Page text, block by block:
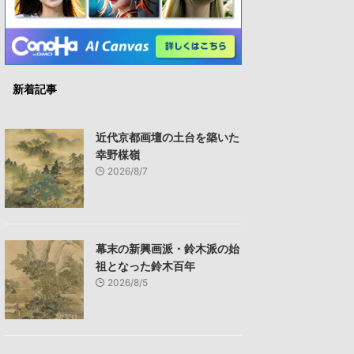
新着記事
近代京都画壇の土台を築いた
幸野楳嶺
2026/8/7
幕末の新興画派・鈴木派の始
祖となった鈴木百年
2026/8/5